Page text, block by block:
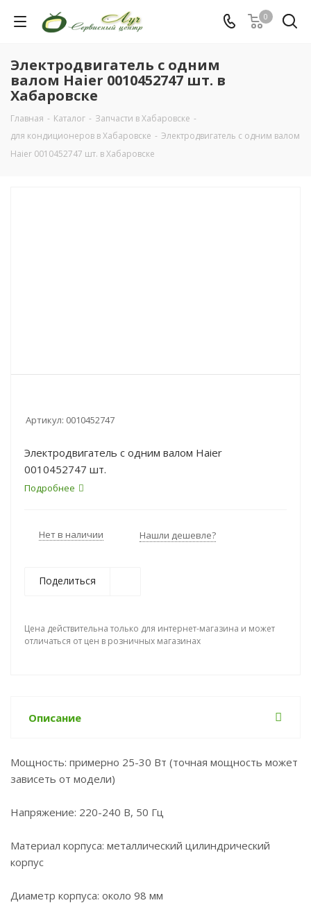
0
Электродвигатель с одним
валом Haier 0010452747 шт. в
Хабаровске
Главная - Каталог - Запчасти в Хабаровске -
для кондиционеров в Хабаровске - Электродвигатель с одним валом
Haier 0010452747 шт. в Хабаровске
Артикул: 0010452747
Электродвигатель с одним валом Haier
0010452747 шт.
Подробнее
Нет в наличии Нашли дешевле?
Поделиться
Цена действительна только для интернет-магазина и может
отличаться от цен в розничных магазинах
Описание
Мощность: примерно 25-30 Вт (точная мощность может
зависеть от модели)
Напряжение: 220-240 В, 50 Гц
Материал корпуса: металлический цилиндрический
корпус
Диаметр корпуса: около 98 мм